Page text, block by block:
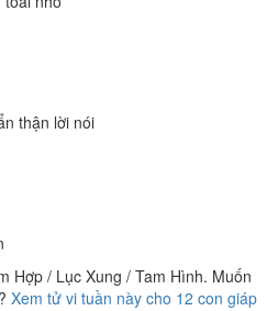
thận lời nói
Hợp / Lục Xung / Tam Hình. Muốn
Xem tử vi tuần này cho 12 con giáp